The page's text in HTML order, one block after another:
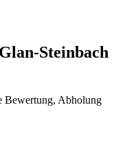
Steinbach
Bewertung, Abholung